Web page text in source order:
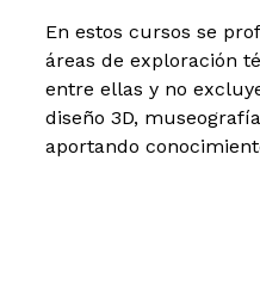
En estos cursos se
áreas de exploración
entre ellas y no
diseño 3D,
aportando